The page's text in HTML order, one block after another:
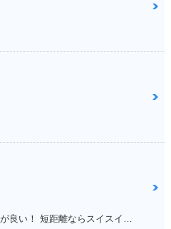
満足ポイント:燃費が良く、足つきが良い！ 短距離ならスイスイいけます！ パーツもたくさんあるのでカスタマイズしやすいです。